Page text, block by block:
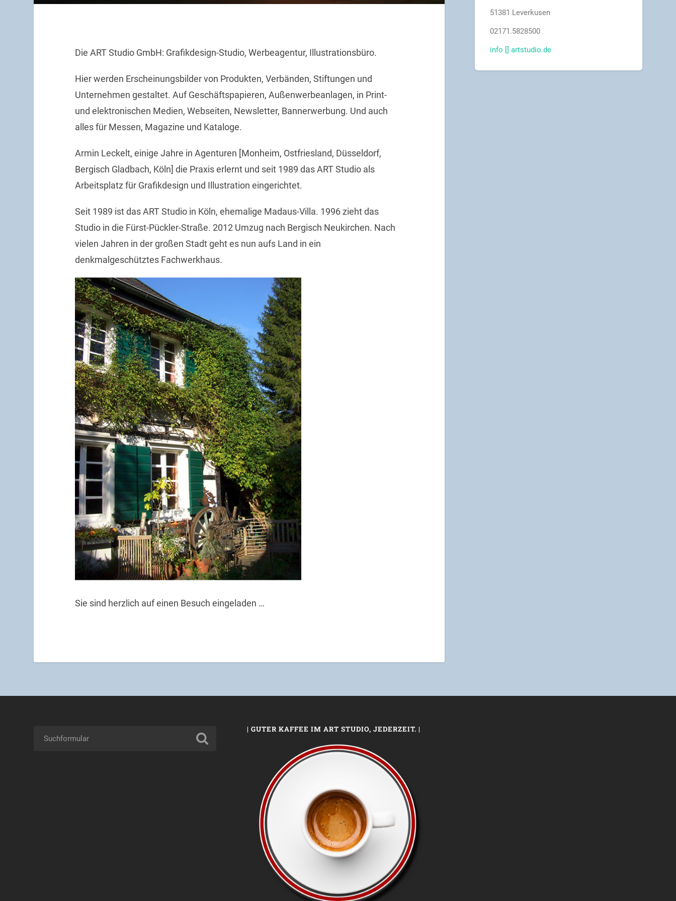
Die ART Studio GmbH: Grafikdesign-Studio, Werbeagentur, Illustrationsbüro.
Hier werden Erscheinungsbilder von Produkten, Verbänden, Stiftungen und
Unternehmen gestaltet. Auf Geschäftspapieren, Außenwerbeanlagen, in Print-
und elektronischen Medien, Webseiten, Newsletter, Bannerwerbung. Und auch
alles für Messen, Magazine und Kataloge.
Armin Leckelt, einige Jahre in Agenturen [Monheim, Ostfriesland, Düsseldorf,
Bergisch Gladbach, Köln] die Praxis erlernt und seit 1989 das ART Studio als
Arbeitsplatz für Grafikdesign und Illustration eingerichtet.
Seit 1989 ist das ART Studio in Köln, ehemalige Madaus-Villa. 1996 zieht das
Studio in die Fürst-Pückler-Straße. 2012 Umzug nach Bergisch Neukirchen. Nach
vielen Jahren in der großen Stadt geht es nun aufs Land in ein
denkmalgeschütztes Fachwerkhaus.
Sie sind herzlich auf einen Besuch eingeladen …
51381 Leverkusen
02171.5828500
info [] artstudio.de
| GUTER KAFFEE IM ART STUDIO, JEDERZEIT. |